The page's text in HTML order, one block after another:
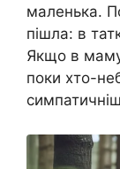
маленька.
пішла: в
Якщо в
поки хто-